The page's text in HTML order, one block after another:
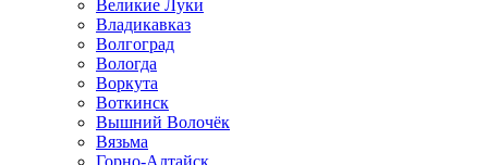
Великие Луки
Владикавказ
Волгоград
Вологда
Воркута
Воткинск
Вышний Волочёк
Вязьма
Горно-Алтайск